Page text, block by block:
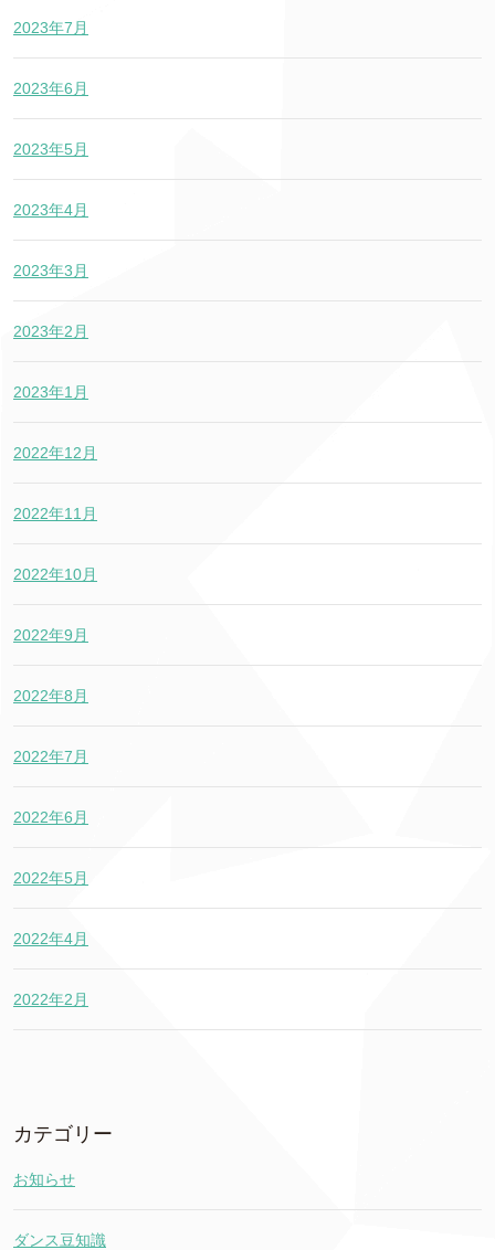
2023年7月
2023年6月
2023年5月
2023年4月
2023年3月
2023年2月
2023年1月
2022年12月
2022年11月
2022年10月
2022年9月
2022年8月
2022年7月
2022年6月
2022年5月
2022年4月
2022年2月
カテゴリー
お知らせ
ダンス豆知識